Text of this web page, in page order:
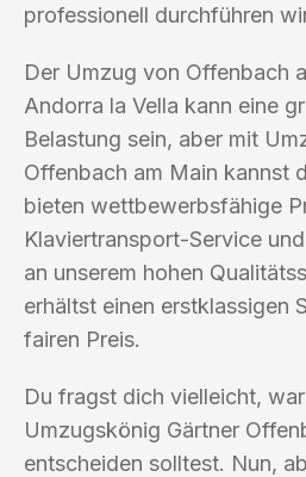
professionell durchführen
Der Umzug von Offenbach
Andorra la Vella kann eine
Belastung sein, aber mit
Offenbach am Main kannst
bieten wettbewerbsfähige
Klaviertransport-Service
an unserem hohen
erhältst einen erstklassigen
fairen Preis.
Du fragst dich vielleicht,
Umzugskönig Gärtner
entscheiden solltest. Nun,